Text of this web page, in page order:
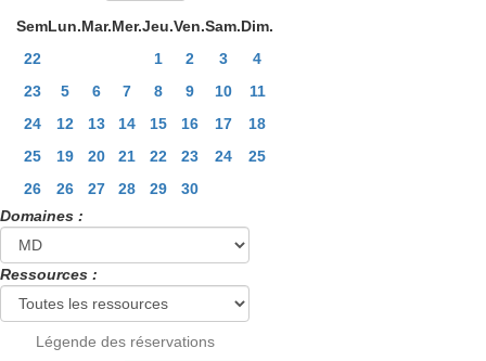
SemLun.Mar.Mer.Jeu.Ven.Sam.Dim.
22
1 2 3
4
23
5 6 7 8 9 10
11
24
12 13 14 15 16 17
18
25
19 20 21 22 23 24
25
26
26 27 28 29
30
Domaines :
Ressources :
Légende des réservations